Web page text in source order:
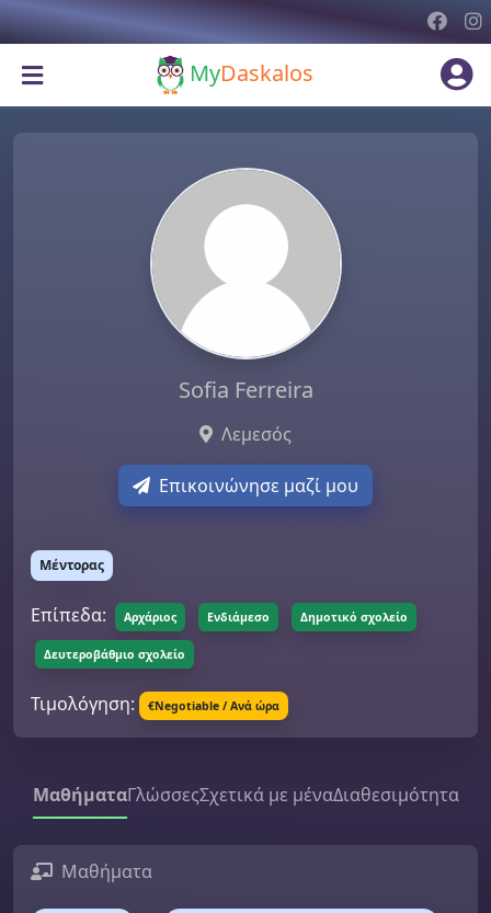
MyDaskalos
Sofia Ferreira
Λεμεσός
Επικοινώνησε μαζί μου
Μέντορας
Επίπεδα: Αρχάριος Ενδιάμεσο Δημοτικό σχολείο
Δευτεροβάθμιο σχολείο
Τιμολόγηση: €Negotiable / Ανά ώρα
ΜαθήματαΓλώσσεςΣχετικά με μέναΔιαθεσιμότητα
Μαθήματα